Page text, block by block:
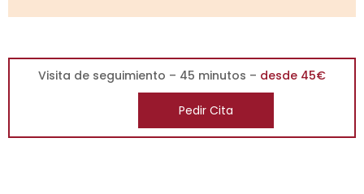
Visita de seguimiento – 45 minutos – desde 45€
Pedir Cita